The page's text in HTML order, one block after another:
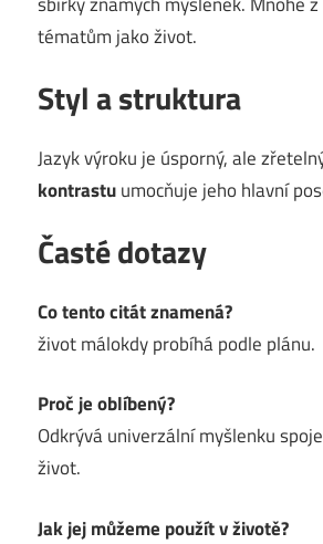
tématům jako život.
Styl a struktura
Jazyk výroku je úsporný, ale
kontrastuumocňuje jeho hlavní
Časté dotazy
Co tento citát znamená?
život málokdy probíhá podle plánu.
Proč je oblíbený?
Odkrývá univerzální myšlenku
život.
Jak jej můžeme použít v životě?